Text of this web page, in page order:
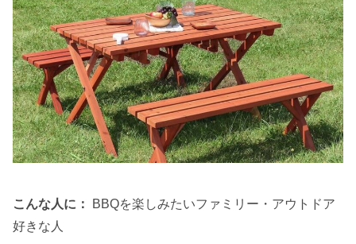
こんな人に：
BBQを楽しみたいファミリー・アウトドア
好きな人